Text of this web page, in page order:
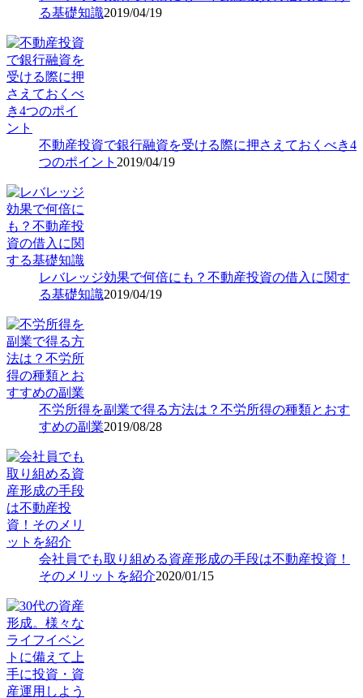
る基礎知識2019/04/19
不動産投資で銀行融資を受ける際に押さえておくべき4
つのポイント 2019/04/19
レバレッジ効果で何倍にも？不動産投資の借入に関す
る基礎知識2019/04/19
不労所得を副業で得る方法は？不労所得の種類とおす
すめの副業2019/08/28
会社員でも取り組める資産形成の手段は不動産投資！
そのメリットを紹介2020/01/15